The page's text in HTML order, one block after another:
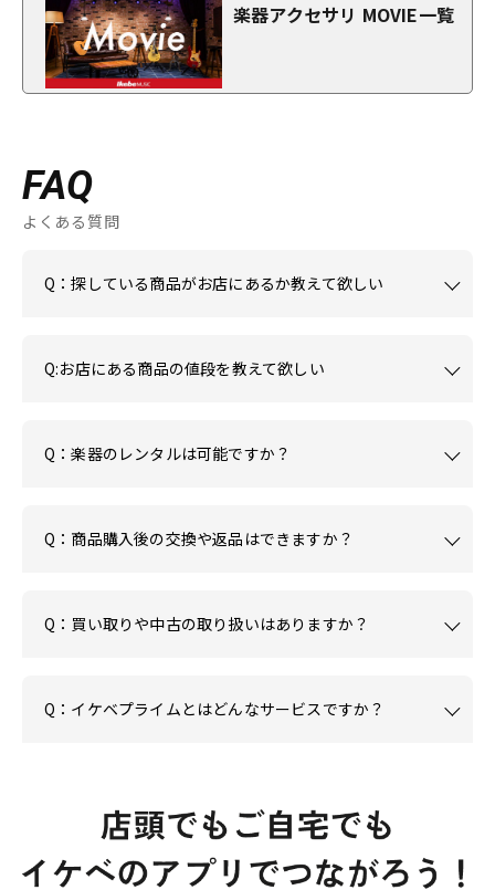
楽器アクセサリ MOVIE一覧
FAQ
よくある質問
Q：探している商品がお店にあるか教えて欲しい
Q:お店にある商品の値段を教えて欲しい
Q：楽器のレンタルは可能ですか？
Q：商品購入後の交換や返品はできますか？
Q：買い取りや中古の取り扱いはありますか？
Q：イケベプライムとはどんなサービスですか？